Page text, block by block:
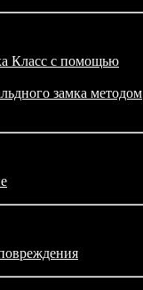
Класс с помощью
замка методом